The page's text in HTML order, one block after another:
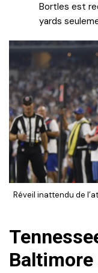
Bortles est
yards
Réveil inattendu de
Baltimore